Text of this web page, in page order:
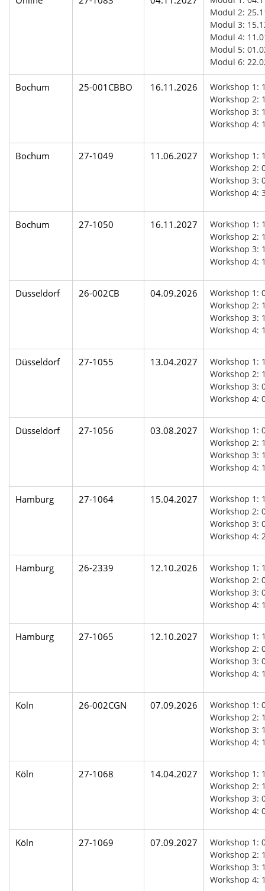
Modul 2:
Modul 3:
Modul 4:
Modul 5:
Modul 6:
Bochum 25-001CBBO 16.11.2026
Workshop 1:
Workshop 2:
Workshop 3:
Workshop 4:
Bochum 27-1049 11.06.2027
Workshop 1:
Workshop 2:
Workshop 3:
Workshop 4:
Bochum 27-1050 16.11.2027
Workshop 1:
Workshop 2:
Workshop 3:
Workshop 4:
Düsseldorf 26-002CB 04.09.2026
Workshop 1:
Workshop 2:
Workshop 3:
Workshop 4:
Düsseldorf 27-1055 13.04.2027
Workshop 1:
Workshop 2:
Workshop 3:
Workshop 4:
Düsseldorf 27-1056 03.08.2027
Workshop 1:
Workshop 2:
Workshop 3:
Workshop 4:
Hamburg 27-1064 15.04.2027
Workshop 1:
Workshop 2:
Workshop 3:
Workshop 4:
Hamburg 26-2339 12.10.2026
Workshop 1:
Workshop 2:
Workshop 3:
Workshop 4:
Hamburg 27-1065 12.10.2027
Workshop 1:
Workshop 2:
Workshop 3:
Workshop 4:
Köln 26-002CGN 07.09.2026
Workshop 1:
Workshop 2:
Workshop 3:
Workshop 4:
Köln 27-1068 14.04.2027
Workshop 1:
Workshop 2:
Workshop 3:
Workshop 4:
Köln 27-1069 07.09.2027
Workshop 1:
Workshop 2:
Workshop 3:
Workshop 4: